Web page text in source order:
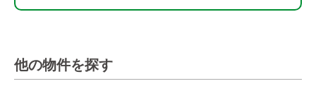
他の物件を探す